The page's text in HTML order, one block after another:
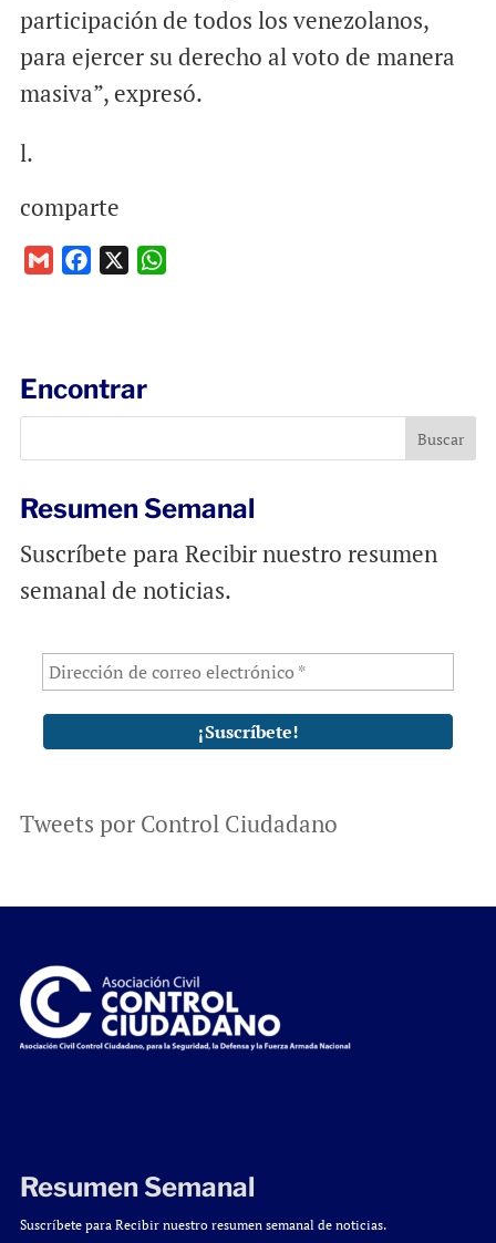
participación de todos los venezolanos,
para ejercer su derecho al voto de manera
masiva”, expresó.
l.
comparte
o
k
p
Encontrar
Resumen Semanal
Suscríbete para Recibir nuestro resumen
semanal de noticias.
Tweets por Control Ciudadano
Resumen Semanal
Suscríbete para Recibir nuestro resumen semanal de noticias.